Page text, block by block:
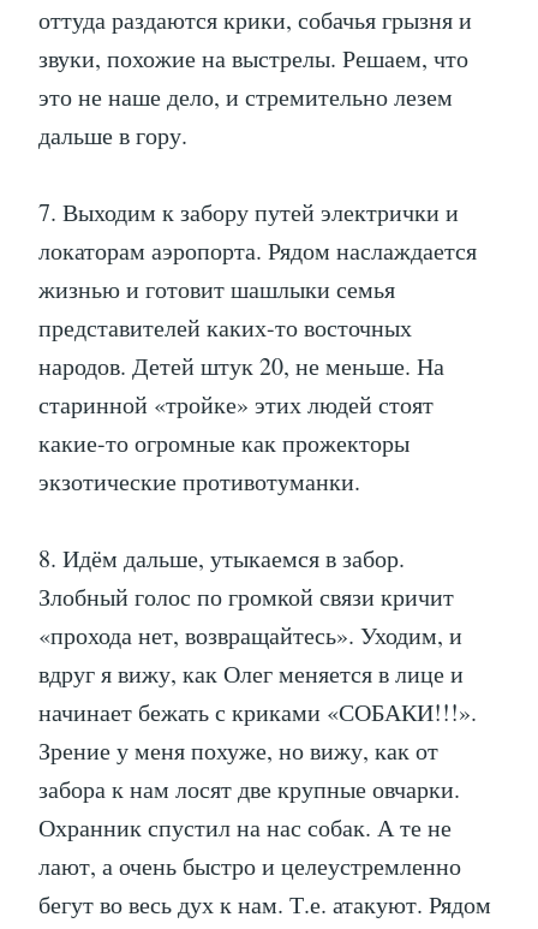
оттуда раздаются крики, собачья грызня и
звуки, похожие на выстрелы. Решаем, что
это не наше дело, и стремительно лезем
дальше в гору.
7. Выходим к забору путей электрички и
локаторам аэропорта. Рядом наслаждается
жизнью и готовит шашлыки семья
представителей каких-то восточных
народов. Детей штук 20, не меньше. На
старинной «тройке» этих людей стоят
какие-то огромные как прожекторы
экзотические противотуманки.
8. Идём дальше, утыкаемся в забор.
Злобный голос по громкой связи кричит
«прохода нет, возвращайтесь». Уходим, и
вдруг я вижу, как Олег меняется в лице и
начинает бежать с криками «СОБАКИ!!!».
Зрение у меня похуже, но вижу, как от
забора к нам лосят две крупные овчарки.
Охранник спустил на нас собак. А те не
лают, а очень быстро и целеустремленно
бегут во весь дух к нам. Т.е. атакуют. Рядом